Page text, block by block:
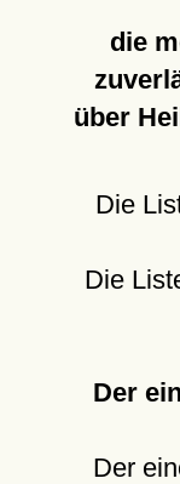
die
über
Die
Die
Der
Der